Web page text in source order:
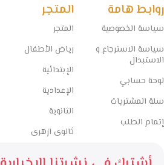
روابط هامة
سياسة الخصوصية
سياسة الاسترجاع و
الاستبدال
لوحة حسابي
سلة المشتريات
إتمام الطلب
المتجر
المتجر
رياض الأطفال
الإبتدائية
الإعدادية
الثانوية
ثانوى ازهرى